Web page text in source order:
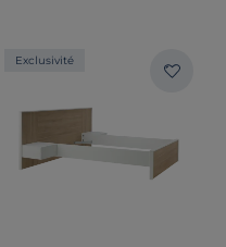
Exclusivité